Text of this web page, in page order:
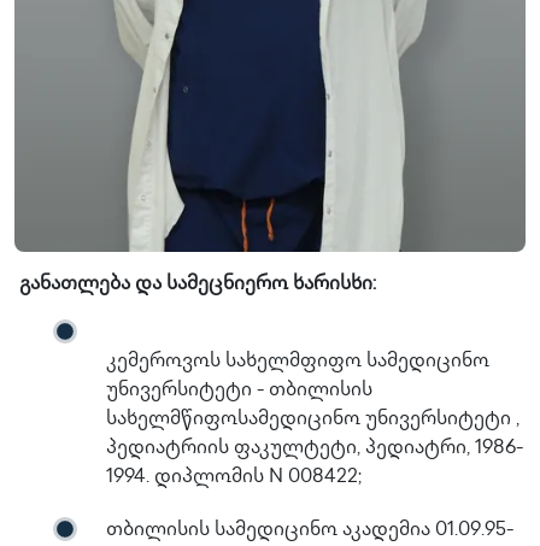
განათლება და სამეცნიერო ხარისხი:
კემეროვოს სახელმფიფო სამედიცინო
უნივერსიტეტი - თბილისის
სახელმწიფოსამედიცინო უნივერსიტეტი ,
პედიატრიის ფაკულტეტი, პედიატრი, 1986-
1994. დიპლომის N 008422;
თბილისის სამედიცინო აკადემია 01.09.95-